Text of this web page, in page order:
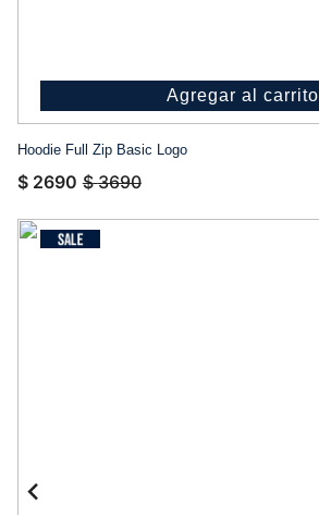
Agregar al carrito
Hoodie Full Zip Basic Logo
$ 2690 $ 3690